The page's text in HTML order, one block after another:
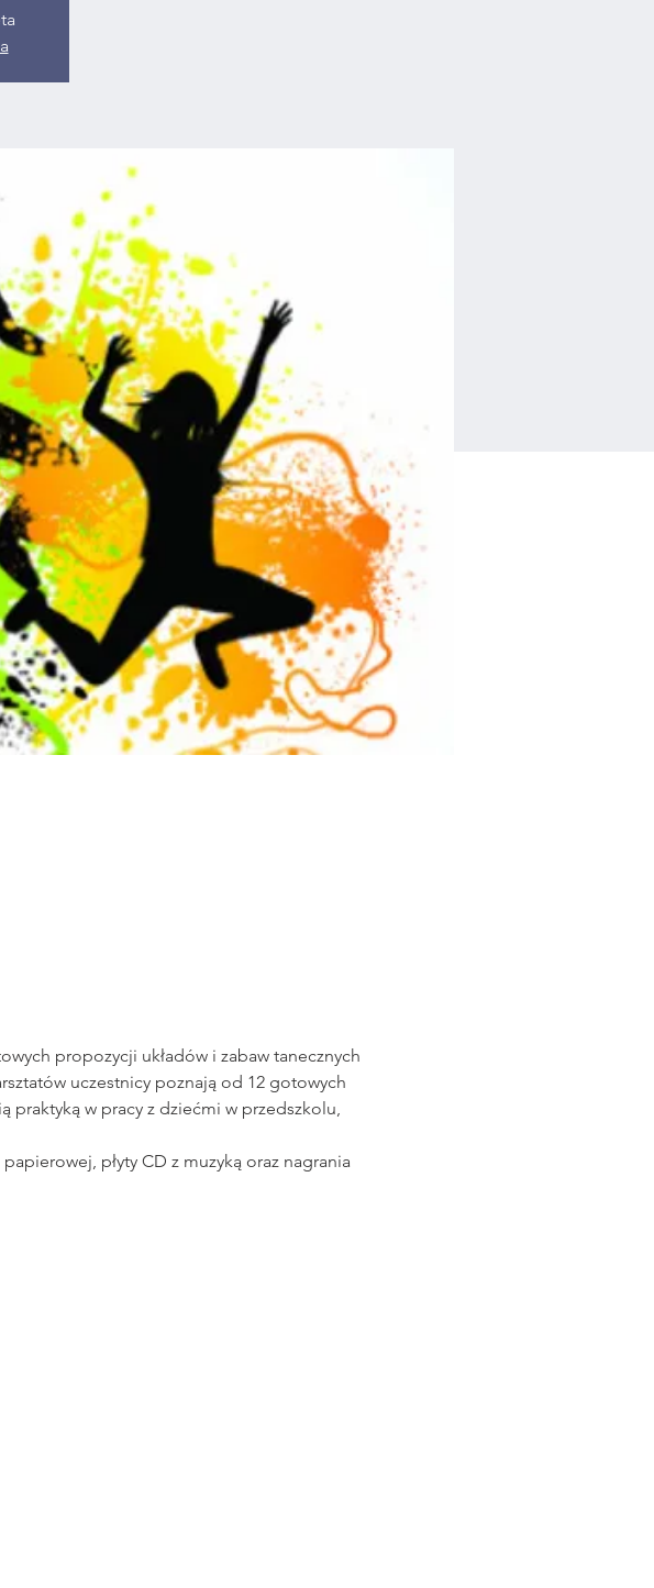
propozycji układów i zabaw tanecznych
uczestnicy poznają od 12 gotowych
w pracy z dziećmi w przedszkolu,
płyty CD z muzyką oraz nagrania